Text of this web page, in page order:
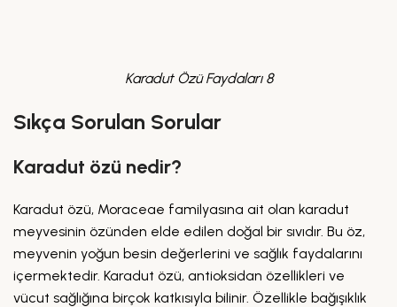
Karadut Özü Faydaları 8
Sıkça Sorulan Sorular
Karadut özü nedir?
Karadut özü, Moraceae familyasına ait olan karadut
meyvesinin özünden elde edilen doğal bir sıvıdır. Bu öz,
meyvenin yoğun besin değerlerini ve sağlık faydalarını
içermektedir. Karadut özü, antioksidan özellikleri ve
vücut sağlığına birçok katkısıyla bilinir. Özellikle bağışıklık